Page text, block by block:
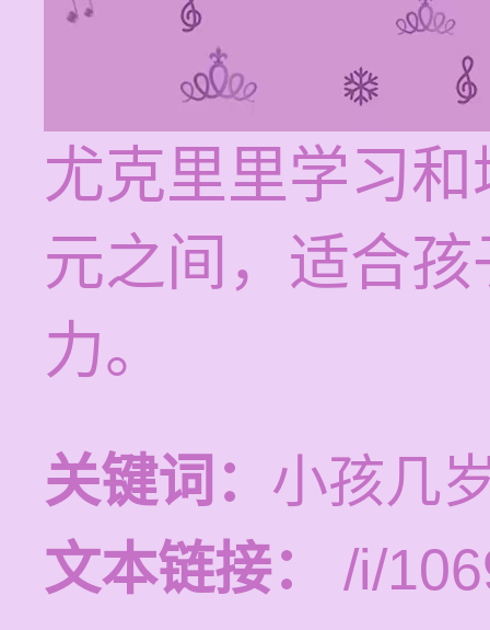
尤克里里学习
元之间，适合
力。
关键词： 小孩几
文本链接：
/i/